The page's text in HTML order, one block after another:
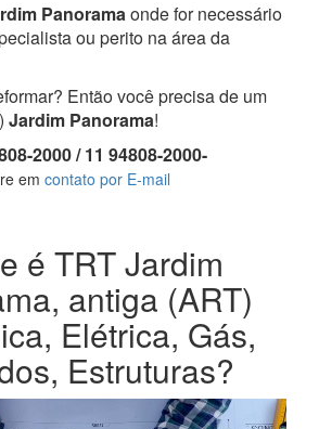
Panoramaonde for necessário
ou perito na área da
Então você precisa de um
Jardim Panorama!
2000 / 11 94808-2000-
em contato por E-mail
é TRT Jardim
antiga (ART)
Elétrica, Gás,
Estruturas?